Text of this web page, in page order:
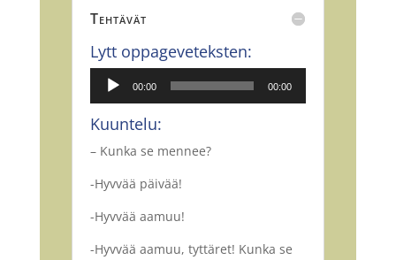
Tehtävät
Lytt oppageveteksten:
Lydavspiller
00:00 00:00
Kuuntelu:
– Kunka se mennee?
-Hyvvää päivää!
-Hyvvää aamuu!
-Hyvvää aamuu, tyttäret! Kunka se